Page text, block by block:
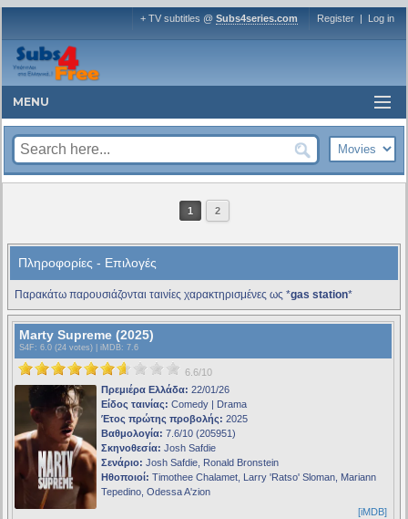
+ TV subtitles @ Subs4series.com Register | Log in
MENU
1 2
Πληροφορίες - Επιλογές
Παρακάτω παρουσιάζονται ταινίες χαρακτηρισμένες ως *gas station*
Marty Supreme (2025)
S4F : 6.0 (24 votes) | iMDB: 7.6
6.6/10
Πρεμιέρα Ελλάδα: 22/01/26
Είδος ταινίας: Comedy | Drama
Έτος πρώτης προβολής: 2025
Βαθμολογία: 7.6/10 (205951)
Σκηνοθεσία: Josh Safdie
Σενάριο: Josh Safdie, Ronald Bronstein
Ηθοποιοί: Timothee Chalamet, Larry 'Ratso' Sloman, Mariann
Tepedino, Odessa A'zion
[iMDB]